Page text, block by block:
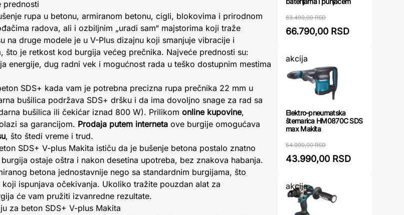
prednosti
rupa u betonu, armiranom betonu, cigli, blokovima i prirodnom
radova, ali i ozbiljnim „uradi sam“ majstorima koji traže
na druge modele je u V-Plus dizajnu koji smanjuje vibracije i
što je retkost kod burgija većeg prečnika. Najveće prednosti su:
energije, dug radni vek i mogućnost rada u teško dostupnim mestima
SDS+ kada vam je potrebna precizna rupa prečnika 22 mm u
bušilica podržava SDS+ dršku i da ima dovoljno snage za rad sa
bušilica ili čekićar iznad 800 W). Prilikom online kupovine,
sa garancijom. Prodaja putem interneta ove burgije omogućava
, što štedi vreme i trud.
SDS+ V-plus Makita ističu da je bušenje betona postalo znatno
ostaje oštra i nakon desetina upotreba, bez znakova habanja.
betona jednostavnije nego sa standardnim burgijama, što
ispunjava očekivanja. Ukoliko tražite pouzdan alat za
će vam pružiti izvanredne rezultate.
za beton SDS+ V-plus Makita
83.490,00 RSD
66.790,00 RSD
akcija
Elektro-pneumatska
štemarica HM0870C SDS
max Makita
54.990,00 RSD
43.990,00 RSD
akcija